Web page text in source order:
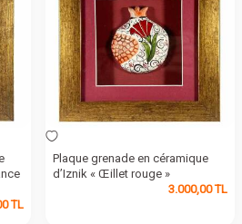
TL
Plaque grenade en céramique
d’Iznik « Œillet rouge »
3.000,00TL